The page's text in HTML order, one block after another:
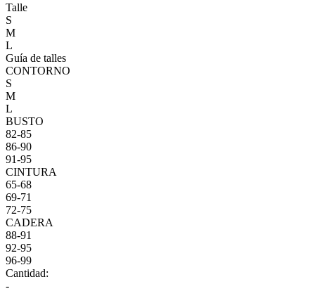
Talle
S
M
L
Guía de talles
CONTORNO
S
M
L
BUSTO
82-85
86-90
91-95
CINTURA
65-68
69-71
72-75
CADERA
88-91
92-95
96-99
Cantidad:
-